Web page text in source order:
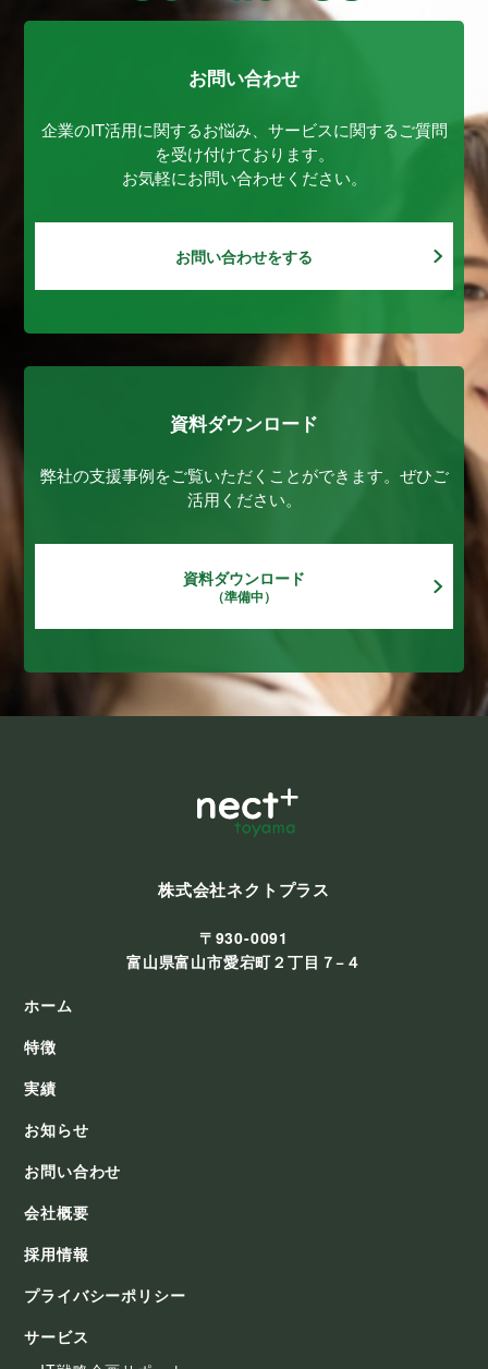
お問い合わせ
企業のIT活用に関するお悩み、サービスに関するご質問
を受け付けております。
お気軽にお問い合わせください。
お問い合わせをする
資料ダウンロード
弊社の支援事例をご覧いただくことができます。ぜひご
活用ください。
資料ダウンロード
（準備中）
株式会社ネクトプラス
〒930-0091
富山県富山市愛宕町２丁目７−４
ホーム
特徴
実績
お知らせ
お問い合わせ
会社概要
採用情報
プライバシーポリシー
サービス